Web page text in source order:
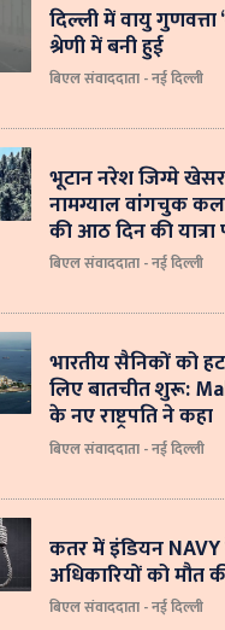
दिल्ली में वायु गुणवत्ता
श्रेणी में बनी हुई
बिएल संवाददाता - नई दिल्ली
भूटान नरेश जिग्मे खेसर
नामग्याल वांगचुक
की आठ दिन की यात्रा
बिएल संवाददाता - नई दिल्ली
भारतीय सैनिकों को
लिए बातचीत शुरू:
के नए राष्ट्रपति ने कहा
बिएल संवाददाता - नई दिल्‍ली
कतर में इंडियन NAVY
अधिकारियों को मौत
बिएल संवाददाता - नई दिल्ली